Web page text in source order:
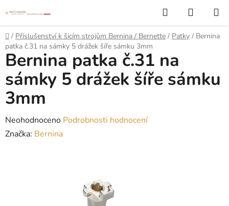
na
obsah
Hledat
KOŠÍK
Domů
/ Příslušenství k šicím strojům Bernina / Bernette / Patky / Bernina
patka č.31 na sámky 5 drážek šíře sámku 3mm
Bernina patka č.31 na
sámky 5 drážek šíře sámku
3mm
Průměrné
hodnocení
Neohodnoceno Podrobnosti hodnocení
Značka: Bernina